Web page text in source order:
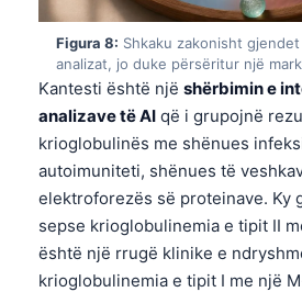
Figura 8: Shkaku zakonisht
analizat, jo duke përsëritur një
Kantesti është një shërbimin e
analizave të AI që i grupojnë
krioglobulinës me shënues
autoimuniteti, shënues të
elektroforezës së proteinave. Ky
sepse krioglobulinemia e tipit II
është një rrugë klinike e
krioglobulinemia e tipit I me një
فارسی
Български
Dansk
Nederlands
हिन्दी
Bahasa Indonesia
Հայերեն
Íslenska